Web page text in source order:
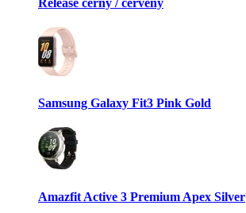
Samsung Galaxy Fit3 Pink Gold
Amazfit Active 3 Premium Apex Silver